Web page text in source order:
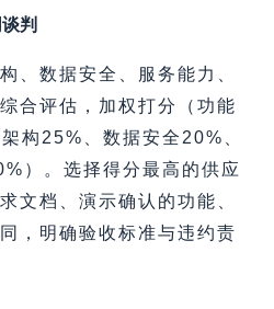
判
、数据安全、服务能力、
合评估，加权打分（功能
构25%、数据安全20%、
）。选择得分最高的供应
文档、演示确认的功能、
，明确验收标准与违约责